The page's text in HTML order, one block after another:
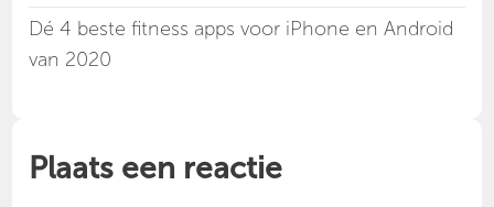
Dé 4 beste fitness apps voor iPhone en Android
van 2020
Plaats een reactie